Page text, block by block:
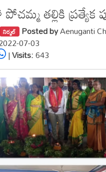
తల్లికి ప్రత్యేక
నిర్మల్ Posted byAenuganti
07-03
|Visits:643